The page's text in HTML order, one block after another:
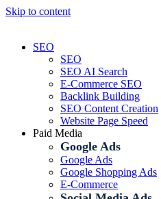
Skip to content
SEO
SEO
SEO AI Search
E-Commerce SEO
Backlink Building
SEO Content Creation
Website Page Speed
Paid Media
Google Ads
Google Ads
Google Shopping Ads
E-Commerce